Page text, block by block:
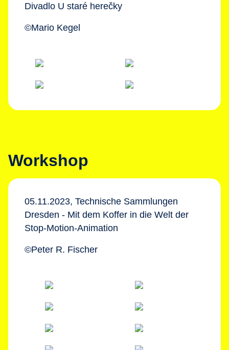
Divadlo U staré herečky
©Mario Kegel
Workshop
05.11.2023, Technische Sammlungen
Dresden - Mit dem Koffer in die Welt der
Stop-Motion-Animation
©Peter R. Fischer